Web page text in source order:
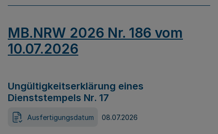
MB.NRW 2026 Nr. 186 vom
10.07.2026
Ungültigkeitserklärung eines
Dienststempels Nr. 17
Ausfertigungsdatum 08.07.2026